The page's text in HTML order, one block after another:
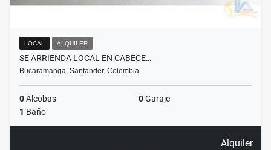
LOCAL ALQUILER
SE ARRIENDA LOCAL EN CABECE…
Bucaramanga, Santander, Colombia
0Alcobas 0Garaje
1 Baño
Alquiler